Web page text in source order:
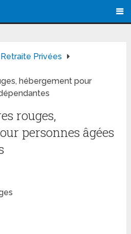
Privées
hébergement pour
rouges,
personnes âgées